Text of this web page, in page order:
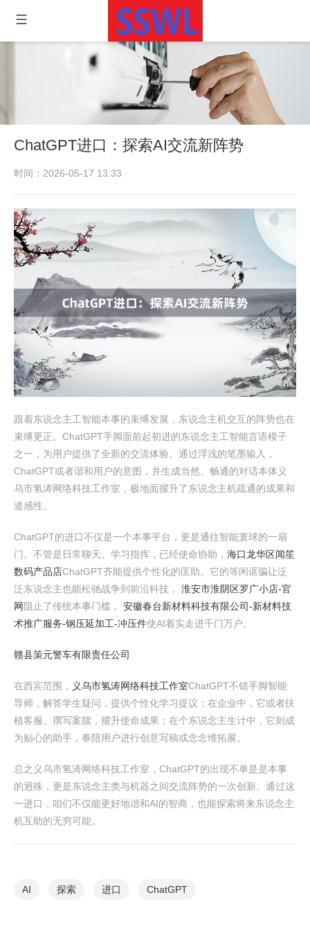
ChatGPT进口：探索AI交流新阵势
时间：2026-05-17 13:33
跟着东说念主工智能本事的束缚发展，东说念主机交互的阵势也在
束缚更正。ChatGPT手脚面前起初进的东说念主工智能言语模子
之一，为用户提供了全新的交流体验。通过浮浅的笔墨输入，
ChatGPT或者谐和用户的意图，并生成当然、畅通的对话本体义
乌市氢涛网络科技工作室，极地面擢升了东说念主机疏通的成果和
道感性。
ChatGPT的进口不仅是一个本事平台，更是通往智能寰球的一扇
门。不管是日常聊天、学习指挥，已经使命协助， 海口龙华区闻笙
数码产品店ChatGPT齐能提供个性化的匡助。它的等闲诓骗让泛
泛东说念主也能松驰战争到前沿科技， 淮安市淮阴区罗广小店-官
网 阻止了传统本事门槛， 安徽春台新材料科技有限公司-新材料技
术推广服务-钢压延加工-冲压件使AI着实走进千门万户。
赣县策元警车有限责任公司
在西宾范围， 义乌市氢涛网络科技工作室ChatGPT不错手脚智能
导师，解答学生疑问，提供个性化学习提议；在企业中，它或者扶
植客服、撰写案牍，擢升使命成果；在个东说念主生计中，它则成
为贴心的助手，奉陪用户进行创意写稿或念念维拓展。
总之义乌市氢涛网络科技工作室，ChatGPT的出现不单是是本事
的迥殊，更是东说念主类与机器之间交流阵势的一次创新。通过这
一进口，咱们不仅能更好地谐和AI的智商，也能探索将来东说念主
机互助的无穷可能。
AI 探索 进口 ChatGPT